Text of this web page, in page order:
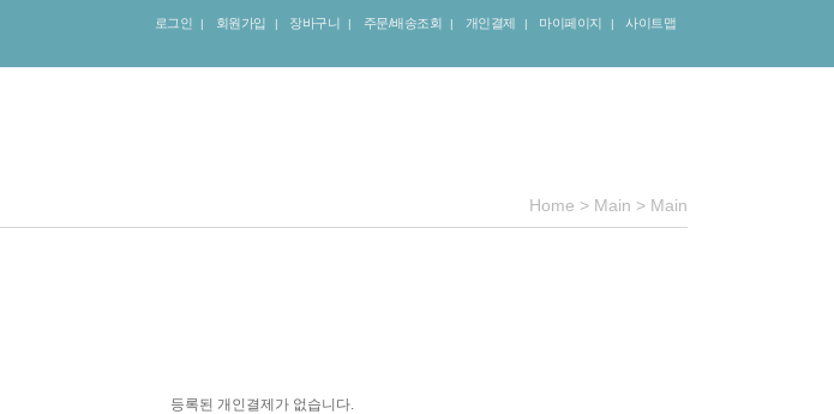
로그인 | 회원가입 | 장바구니 | 주문/배송조회 | 개인결제 | 마이페이지 | 사이트맵
Home > Main > Main
등록된 개인결제가 없습니다.